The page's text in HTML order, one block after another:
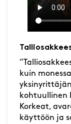
kuin
kohtuullinen
Korkeat,
käyttöön ja